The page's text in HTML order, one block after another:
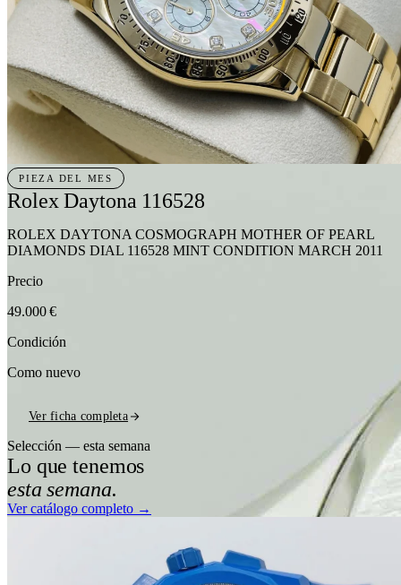
bien.
Patek Philippe, Rolex, Audemars Piguet y otras manufacturas. Cada
pieza pasa control de autenticidad antes de entrar al catálogo.
Ver catálogo Marcas
PIEZA DEL MES
Rolex Daytona 116528
ROLEX DAYTONA COSMOGRAPH MOTHER OF PEARL
DIAMONDS DIAL 116528 MINT CONDITION MARCH 2011
Precio
49.000 €
Condición
Como nuevo
Ver ficha completa
Selección — esta semana
Lo que tenemos
esta semana.
Ver catálogo completo →